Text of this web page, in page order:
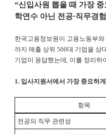
“신입사원 뽑을 때 가장
학연수 아닌 전공·직무경험
한국고용정보원이 고용노동부와
까지 매출 상위 500대 기업을 상
기업이 응답했는데, 이를 정리하
1. 입사지원서에서 가장 중요하
항목
전공의 직무 관련성